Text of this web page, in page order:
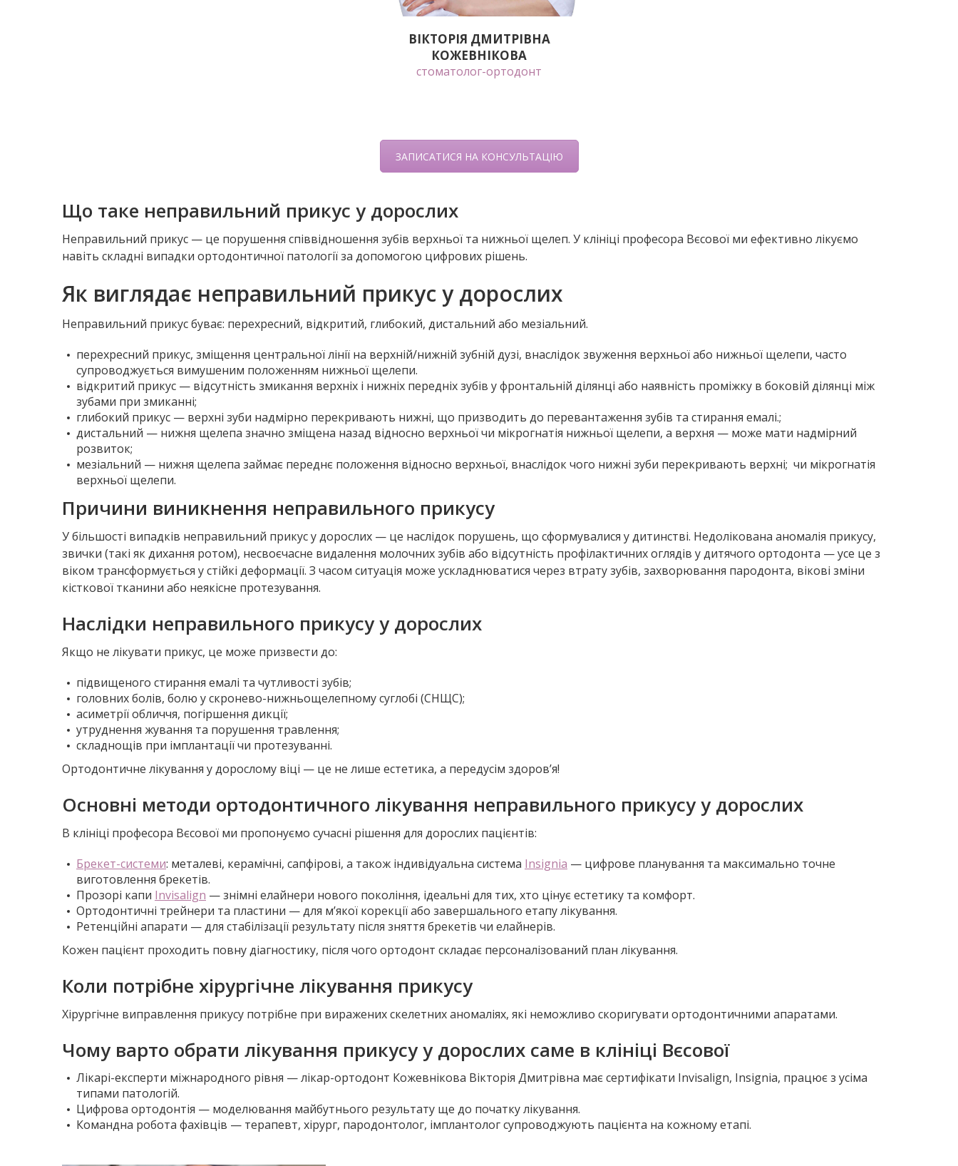
ВІКТОРІЯ ДМИТРІВНА
КОЖЕВНІКОВА
стоматолог-ортодонт
ЗАПИСАТИСЯ НА КОНСУЛЬТАЦІЮ
Що таке неправильний прикус у дорослих
Неправильний прикус — це порушення співвідношення зубів верхньої та нижньої щелеп. У клініці професора Вєсової ми ефективно лікуємо
навіть складні випадки ортодонтичної патології за допомогою цифрових рішень.
Як виглядає неправильний прикус у дорослих
Неправильний прикус буває: перехресний, відкритий, глибокий, дистальний або мезіальний.
перехресний прикус, зміщення центральної лінії на верхній/нижній зубній дузі, внаслідок звуження верхньої або нижньої щелепи, часто
супроводжується вимушеним положенням нижньої щелепи.
відкритий прикус — відсутність змикання верхніх і нижніх передніх зубів у фронтальній ділянці або наявність проміжку в боковій ділянці між
зубами при змиканні;
глибокий прикус — верхні зуби надмірно перекривають нижні, що призводить до перевантаження зубів та стирання емалі.;
дистальний — нижня щелепа значно зміщена назад відносно верхньої чи мікрогнатія нижньої щелепи, а верхня — може мати надмірний
розвиток;
мезіальний — нижня щелепа займає переднє положення відносно верхньої, внаслідок чого нижні зуби перекривають верхні; чи мікрогнатія
верхньої щелепи.
Причини виникнення неправильного прикусу
У більшості випадків неправильний прикус у дорослих — це наслідок порушень, що сформувалися у дитинстві. Недолікована аномалія прикусу,
звички (такі як дихання ротом), несвоєчасне видалення молочних зубів або відсутність профілактичних оглядів у дитячого ортодонта — усе це з
віком трансформується у стійкі деформації. З часом ситуація може ускладнюватися через втрату зубів, захворювання пародонта, вікові зміни
кісткової тканини або неякісне протезування.
Наслідки неправильного прикусу у дорослих
Якщо не лікувати прикус, це може призвести до:
підвищеного стирання емалі та чутливості зубів;
головних болів, болю у скронево-нижньощелепному суглобі (СНЩС);
асиметрії обличчя, погіршення дикції;
утруднення жування та порушення травлення;
складнощів при імплантації чи протезуванні.
Ортодонтичне лікування у дорослому віці — це не лише естетика, а передусім здоров’я!
Основні методи ортодонтичного лікування неправильного прикусу у дорослих
В клініці професора Вєсової ми пропонуємо сучасні рішення для дорослих пацієнтів:
Брекет-системи: металеві, керамічні, сапфірові, а також індивідуальна система Insignia — цифрове планування та максимально точне
виготовлення брекетів.
Прозорі капи Invisalign — знімні елайнери нового покоління, ідеальні для тих, хто цінує естетику та комфорт.
Ортодонтичні трейнери та пластини — для м’якої корекції або завершального етапу лікування.
Ретенційні апарати — для стабілізації результату після зняття брекетів чи елайнерів.
Кожен пацієнт проходить повну діагностику, після чого ортодонт складає персоналізований план лікування.
Коли потрібне хірургічне лікування прикусу
Хірургічне виправлення прикусу потрібне при виражених скелетних аномаліях, які неможливо скоригувати ортодонтичними апаратами.
Чому варто обрати лікування прикусу у дорослих саме в клініці Вєсової
Лікарі-експерти міжнародного рівня — лікар-ортодонт Кожевнікова Вікторія Дмитрівна має сертифікати Invisalign, Insignia, працює з усіма
типами патологій.
Цифрова ортодонтія — моделювання майбутнього результату ще до початку лікування.
Командна робота фахівців — терапевт, хірург, пародонтолог, імплантолог супроводжують пацієнта на кожному етапі.